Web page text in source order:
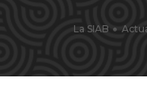
La SIAB